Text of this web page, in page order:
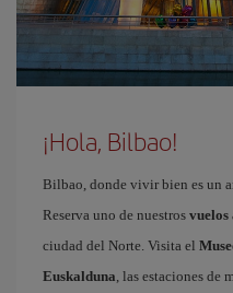
¡Hola, Bilbao!
Bilbao, donde vivir bien es un
Reserva uno de nuestros vuelos
ciudad del Norte. Visita el
Euskalduna, las estaciones de